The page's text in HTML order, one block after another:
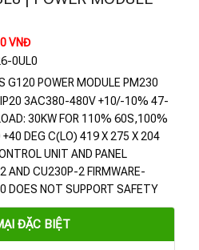
VNĐ.
VNĐGiá
tại
là:
33.325.000 VNĐ.
0UL0
G120 POWER MODULE PM230
IP20 3AC380-480V +10/-10% 47-
30KW FOR 110% 60S,100%
DEG C(LO) 419 X 275 X 204
UNIT AND PANEL
AND CU230P-2 FIRMWARE-
DOES NOT SUPPORT SAFETY
ĐẶC BIỆT